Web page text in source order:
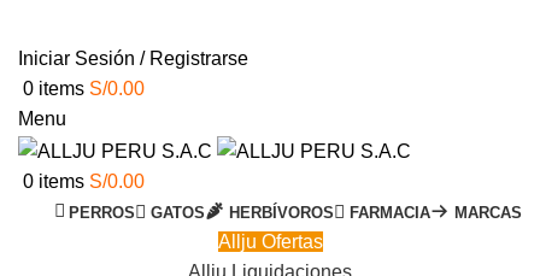
Iniciar Sesión / Registrarse
0 items S/0.00
Menu
0 items S/0.00
PERROS GATOS HERBÍVOROS FARMACIA MARCAS
Allju Ofertas
Allju Liquidaciones